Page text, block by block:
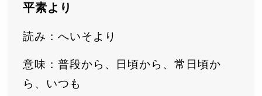
平素より
読み：へいそより
意味：普段から、日頃から、常日頃か
ら、いつも